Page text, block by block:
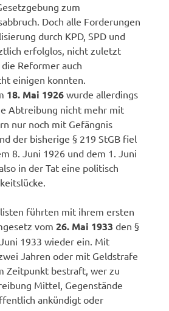
zum
Doch alle Forderungen
durch KPD, SPD und
erfolglos, nicht zuletzt
Reformer auch
einigen konnten.
18. Mai 1926 wurde allerdings
Abtreibung nicht mehr mit
nur noch mit Gefängnis
der bisherige § 219 StGB fiel
8. Juni 1926 und dem 1. Juni
in der Tat eine politisch
führten mit ihrem ersten
vom 26. Mai 1933den §
1933 wieder ein. Mit
Jahren oder mit Geldstrafe
Zeitpunkt bestraft, wer zu
Mittel, Gegenstände
ankündigt oder